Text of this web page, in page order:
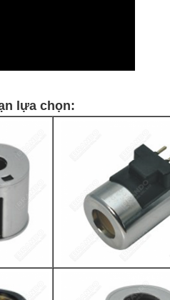
lựa chọn: